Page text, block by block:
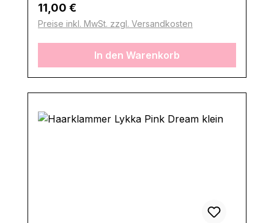
Regulärer Preis:
11,00 €
Preise inkl. MwSt. zzgl. Versandkosten
In den Warenkorb